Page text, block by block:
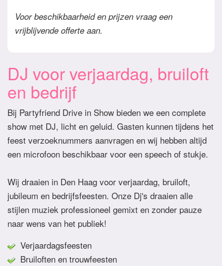
Voor beschikbaarheid en prijzen vraag een
vrijblijvende offerte aan.
DJ voor verjaardag, bruiloft
en bedrijf
Bij Partyfriend Drive in Show bieden we een complete
show met DJ, licht en geluid. Gasten kunnen tijdens het
feest verzoeknummers aanvragen en wij hebben altijd
een microfoon beschikbaar voor een speech of stukje.
Wij draaien in Den Haag voor verjaardag, bruiloft,
jubileum en bedrijfsfeesten. Onze Dj's draaien alle
stijlen muziek professioneel gemixt en zonder pauze
naar wens van het publiek!
Verjaardagsfeesten
Bruiloften en trouwfeesten